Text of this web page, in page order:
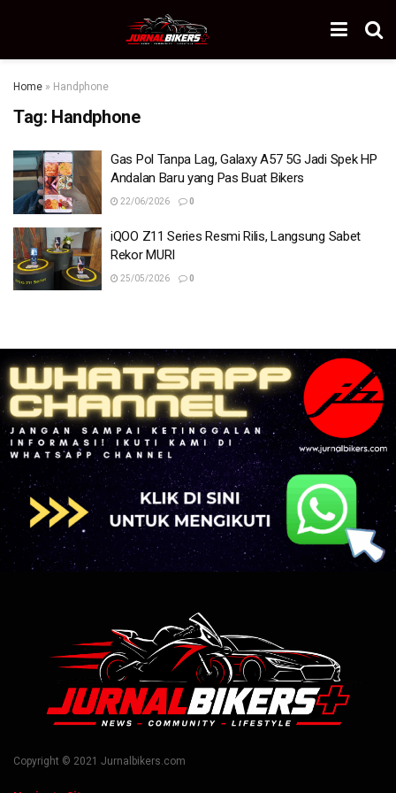
Home » Handphone
Tag: Handphone
Gas Pol Tanpa Lag, Galaxy A57 5G Jadi Spek HP
Andalan Baru yang Pas Buat Bikers
22/06/2026 0
iQOO Z11 Series Resmi Rilis, Langsung Sabet
Rekor MURI
25/05/2026 0
Copyright © 2021 Jurnalbikers.com